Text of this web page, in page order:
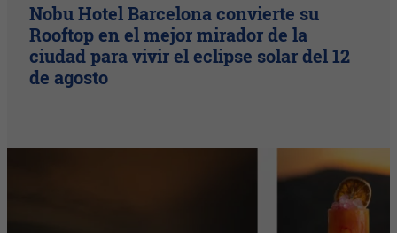
Nobu Hotel Barcelona convierte su
Rooftop en el mejor mirador de la
ciudad para vivir el eclipse solar del 12
de agosto